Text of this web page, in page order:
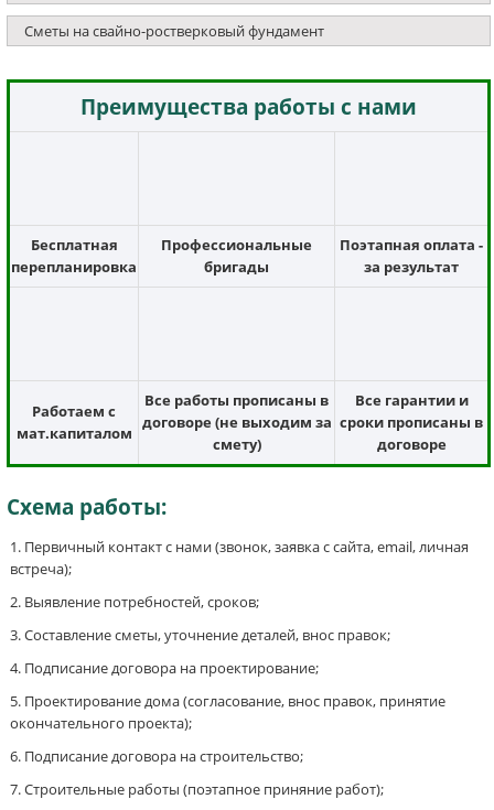
Сметы на свайно-ростверковый фундамент
Преимущества работы с нами
Бесплатная
перепланировка
Профессиональные
бригады
Поэтапная оплата -
за результат
Работаем с
мат.капиталом
Все работы прописаны в
договоре (не выходим за
смету)
Все гарантии и
сроки прописаны в
договоре
Схема работы:
Первичный контакт с нами (звонок, заявка с сайта, email, личная
встреча);
Выявление потребностей, сроков;
Составление сметы, уточнение деталей, внос правок;
Подписание договора на проектирование;
Проектирование дома (согласование, внос правок, принятие
окончательного проекта);
Подписание договора на строительство;
Строительные работы (поэтапное приняние работ);